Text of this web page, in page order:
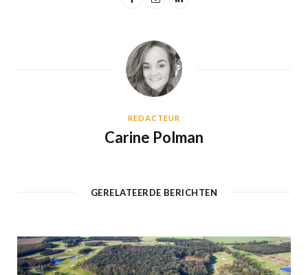
REDACTEUR
Carine Polman
GERELATEERDE BERICHTEN